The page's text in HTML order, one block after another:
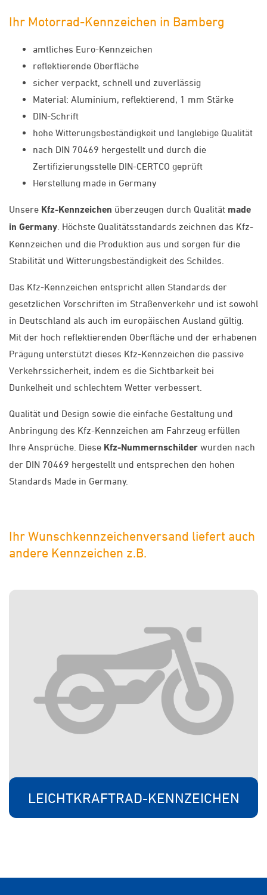
Ihr Motorrad-Kennzeichen in Bamberg
amtliches Euro-Kennzeichen
reflektierende Oberfläche
sicher verpackt, schnell und zuverlässig
Material: Aluminium, reflektierend, 1 mm Stärke
DIN-Schrift
hohe Witterungsbeständigkeit und langlebige Qualität
nach DIN 70469 hergestellt und durch die
Zertifizierungsstelle DIN-CERTCO geprüft
Herstellung made in Germany
Unsere Kfz-Kennzeichen überzeugen durch Qualität made
in Germany . Höchste Qualitätsstandards zeichnen das Kfz-
Kennzeichen und die Produktion aus und sorgen für die
Stabilität und Witterungsbeständigkeit des Schildes.
Das Kfz-Kennzeichen entspricht allen Standards der
gesetzlichen Vorschriften im Straßenverkehr und ist sowohl
in Deutschland als auch im europäischen Ausland gültig.
Mit der hoch reflektierenden Oberfläche und der erhabenen
Prägung unterstützt dieses Kfz-Kennzeichen die passive
Verkehrssicherheit, indem es die Sichtbarkeit bei
Dunkelheit und schlechtem Wetter verbessert.
Qualität und Design sowie die einfache Gestaltung und
Anbringung des Kfz-Kennzeichen am Fahrzeug erfüllen
Ihre Ansprüche. Diese Kfz-Nummernschilder wurden nach
der DIN 70469 hergestellt und entsprechen den hohen
Standards Made in Germany.
Ihr Wunschkennzeichenversand liefert auch
andere Kennzeichen z.B.
LEICHTKRAFTRAD-KENNZEICHEN